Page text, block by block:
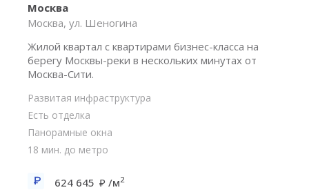
Москва
Москва, ул. Шеногина
Жилой квартал с квартирами бизнес-класса на
берегу Москвы-реки в нескольких минутах от
Москва-Сити.
Развитая инфраструктура
Есть отделка
Панорамные окна
18 мин. до метро
624 645 /м2